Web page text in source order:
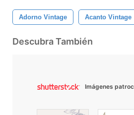
Adorno Vintage Acanto Vintage
Descubra También
Imágenes